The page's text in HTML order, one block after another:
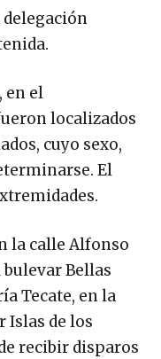
en el
localizados
cuyo sexo,
El
la calle Alfonso
Bellas
Tecate, en la
Islas de los
recibir disparos